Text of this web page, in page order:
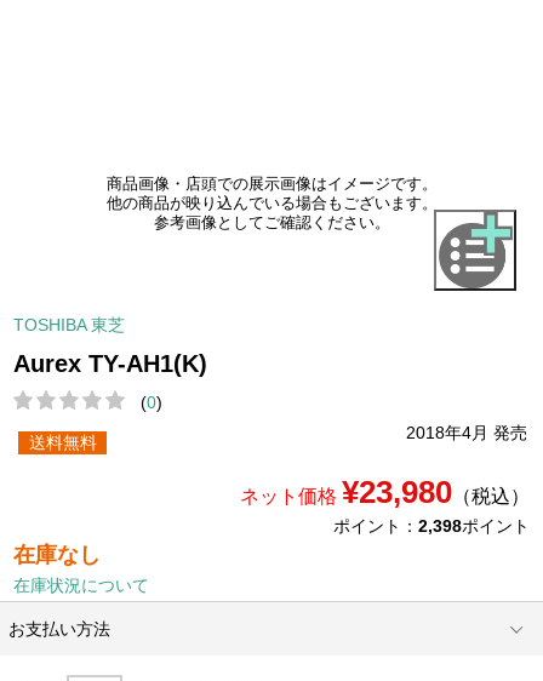
商品画像・店頭での展示画像はイメージです。
他の商品が映り込んでいる場合もございます。
参考画像としてご確認ください。
TOSHIBA 東芝
Aurex TY-AH1(K)
(0)
2018年4月 発売
送料無料
ネット価格 ¥23,980（税込）
ポイント： 2,398ポイント
在庫なし
在庫状況について
お支払い方法